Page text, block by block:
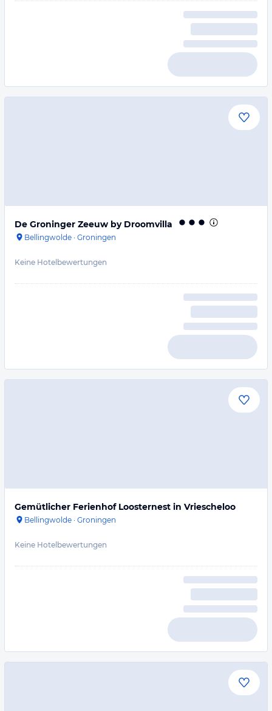
De Groninger Zeeuw by Droomvilla
Bellingwolde · Groningen
Keine Hotelbewertungen
Gemütlicher Ferienhof Loosternest in Vriescheloo
Bellingwolde · Groningen
Keine Hotelbewertungen